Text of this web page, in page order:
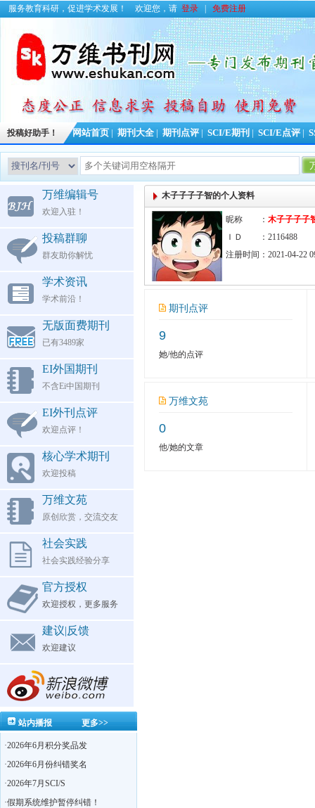
服务教育科研，促进学术发展！ 欢迎您，请 登录 免费注册
投稿好助手！ 网站首页 期刊大全 期刊点评 SCI/E期刊 SCI/E点评
万维编辑号
欢迎入驻！
投稿群聊
群友助你解忧
学术资讯
学术前沿！
无版面费期刊
已有3489家
EI外国期刊
不含Ei中国期刊
EI外刊点评
欢迎点评！
核心学术期刊
欢迎投稿
万维文苑
原创欣赏，交流交友
社会实践
社会实践经验分享
官方授权
欢迎授权，更多服务
建议|反馈
欢迎建议
更多>>
站内播报
·2026年6月积分奖品发
·2026年6月份纠错奖名
·2026年7月SCI/S
·假期系统维护暂停纠错！
木子子子子智的个人资料
昵称 ： 木子子子子
ＩＤ ：2116488
注册时间：2021-04-22
期刊点评
9
她/他的点评
万维文苑
0
他/她的文章